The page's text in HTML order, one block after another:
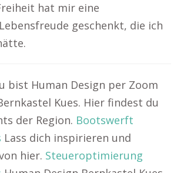
hat mir eine
geschenkt, die ich
bist Human Design per Zoom
Kues. Hier findest du
der Region. Bootswerft
Lass dich inspirieren und
hier. Steueroptimierung